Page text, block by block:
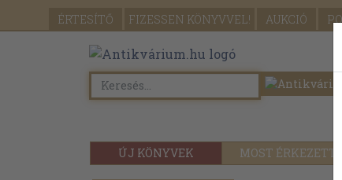
ÉRTESÍTŐ FIZESSEN KÖNYVVEL! AUKCIÓ
ÚJ KÖNYVEK MOST ÉRKEZETT